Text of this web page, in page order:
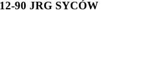
90 JRG SYCÓW